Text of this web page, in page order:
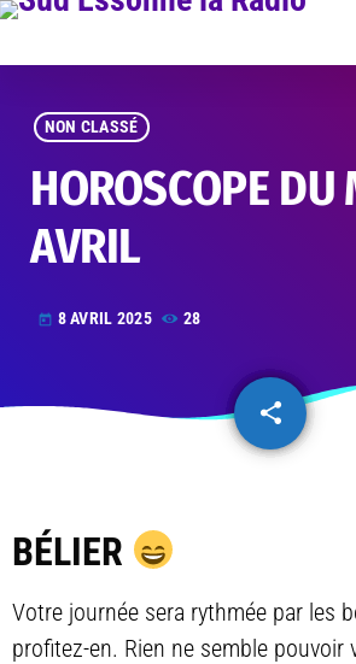
NON CLASSÉ
HOROSCOPE
AVRIL
today 8 AVRIL 2025 28
share
email
BÉLIER
Votre journée sera rythmée par les
profitez-en. Rien ne semble pouvoir